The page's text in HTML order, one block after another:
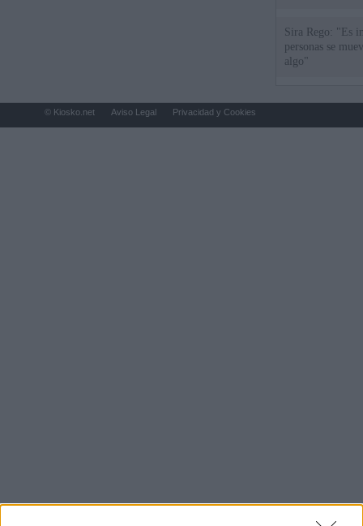
Sira Rego: "Es
personas se
algo"
© Kiosko.net Aviso Legal Privacidad y Cookies